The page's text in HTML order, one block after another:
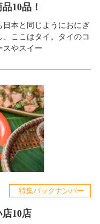
10品！
本と同じようにおにぎ
ここはタイ。タイのコ
スやスイー
特集バックナンバー
10店